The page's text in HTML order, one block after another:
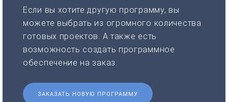
Если вы хотите другую программу, вы
можете выбрать из огромного количества
готовых проектов. А также есть
возможность создать программное
обеспечение на заказ.
ЗАКАЗАТЬ НОВУЮ ПРОГРАММУ